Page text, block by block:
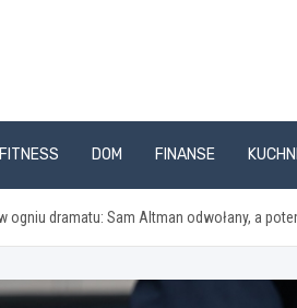
DOM FINANSE
ogniu dramatu: Sam Altman odwołany, a